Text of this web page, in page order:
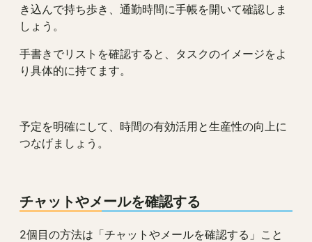
き込んで持ち歩き、通勤時間に手帳を開いて確認しま
しょう。
手書きでリストを確認すると、タスクのイメージをよ
り具体的に持てます。
予定を明確にして、時間の有効活用と生産性の向上に
つなげましょう。
チャットやメールを確認する
2個目の方法は「チャットやメールを確認する」こと